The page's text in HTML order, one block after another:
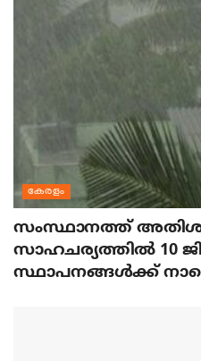
കേരളം
സംസ്ഥാനത്ത്
സാഹചര്യത്തിൽ 10
സ്ഥാപനങ്ങൾക്ക്